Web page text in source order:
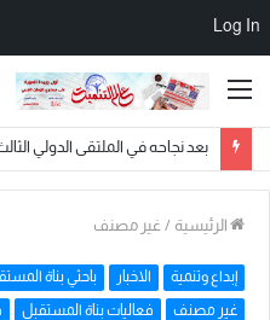
Log In
القائمة
الرئيسية / غير مصنف
إبداع وتنمية الاخبار باحثي بناة
غير مصنف فعاليات بناة المستقبل